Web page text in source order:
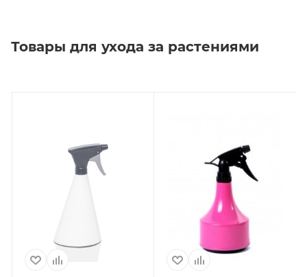
Товары для ухода за растениями